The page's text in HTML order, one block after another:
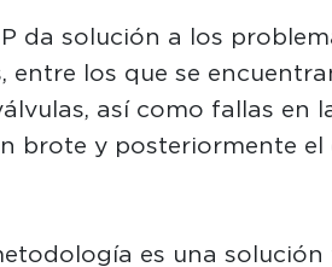
da solución a los
entre los que se
así como fallas en
brote y posteriormente
es una solución